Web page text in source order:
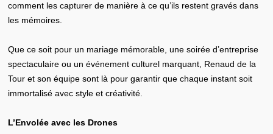
comment les capturer de manière à ce qu’ils restent gravés dans
les mémoires.
Que ce soit pour un mariage mémorable, une soirée d’entreprise
spectaculaire ou un événement culturel marquant, Renaud de la
Tour et son équipe sont là pour garantir que chaque instant soit
immortalisé avec style et créativité.
L’Envolée avec les Drones